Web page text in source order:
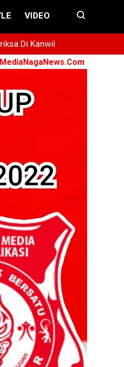
VIDEO
Di Kanwil
➤ Konsisten -